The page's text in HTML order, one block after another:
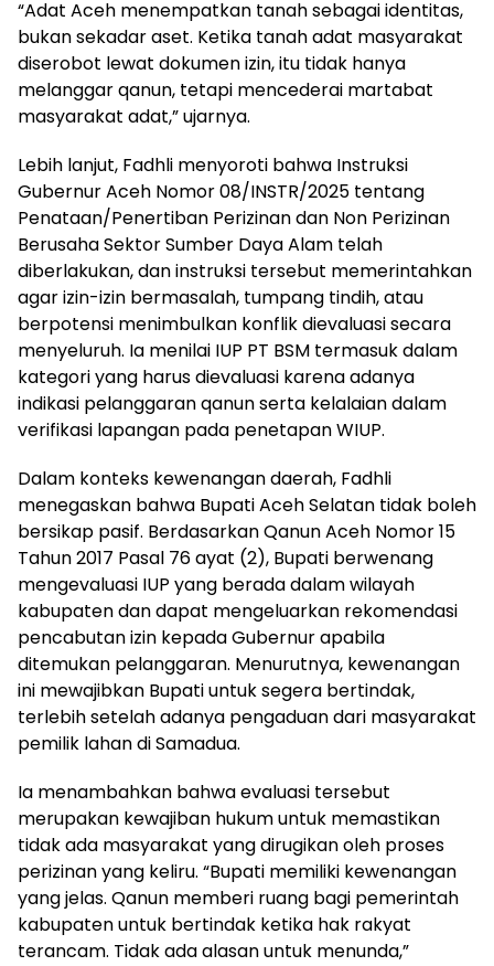
“Adat Aceh menempatkan tanah sebagai identitas,
bukan sekadar aset. Ketika tanah adat masyarakat
diserobot lewat dokumen izin, itu tidak hanya
melanggar qanun, tetapi mencederai martabat
masyarakat adat,” ujarnya.
Lebih lanjut, Fadhli menyoroti bahwa Instruksi
Gubernur Aceh Nomor 08/INSTR/2025 tentang
Penataan/Penertiban Perizinan dan Non Perizinan
Berusaha Sektor Sumber Daya Alam telah
diberlakukan, dan instruksi tersebut memerintahkan
agar izin-izin bermasalah, tumpang tindih, atau
berpotensi menimbulkan konflik dievaluasi secara
menyeluruh. Ia menilai IUP PT BSM termasuk dalam
kategori yang harus dievaluasi karena adanya
indikasi pelanggaran qanun serta kelalaian dalam
verifikasi lapangan pada penetapan WIUP.
Dalam konteks kewenangan daerah, Fadhli
menegaskan bahwa Bupati Aceh Selatan tidak boleh
bersikap pasif. Berdasarkan Qanun Aceh Nomor 15
Tahun 2017 Pasal 76 ayat (2), Bupati berwenang
mengevaluasi IUP yang berada dalam wilayah
kabupaten dan dapat mengeluarkan rekomendasi
pencabutan izin kepada Gubernur apabila
ditemukan pelanggaran. Menurutnya, kewenangan
ini mewajibkan Bupati untuk segera bertindak,
terlebih setelah adanya pengaduan dari masyarakat
pemilik lahan di Samadua.
Ia menambahkan bahwa evaluasi tersebut
merupakan kewajiban hukum untuk memastikan
tidak ada masyarakat yang dirugikan oleh proses
perizinan yang keliru. “Bupati memiliki kewenangan
yang jelas. Qanun memberi ruang bagi pemerintah
kabupaten untuk bertindak ketika hak rakyat
terancam. Tidak ada alasan untuk menunda,”